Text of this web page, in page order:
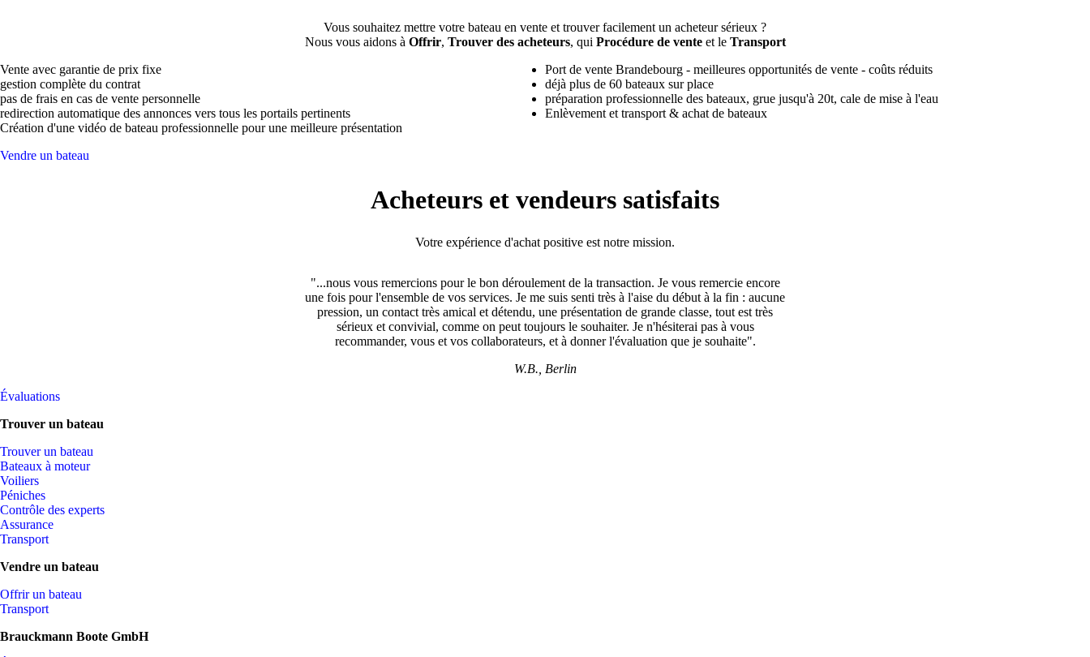
Vous souhaitez mettre votre bateau en vente et trouver facilement un acheteur sérieux ?
Nous vous aidons à Offrir, Trouver des acheteurs, qui Procédure de vente et leTransport
Vente avec garantie de prix fixe
gestion complète du contrat
pas de frais en cas de vente personnelle
redirection automatique des annonces vers tous les portails pertinents
Création d'une vidéo de bateau professionnelle pour une meilleure présentation
Port de vente Brandebourg - meilleures opportunités de vente - coûts réduits
déjà plus de 60 bateaux sur place
préparation professionnelle des bateaux, grue jusqu'à 20t, cale de mise à l'eau
Enlèvement et transport & achat de bateaux
Vendre un bateau
Acheteurs et vendeurs satisfaits
Votre expérience d'achat positive est notre mission.
"...nous vous remercions pour le bon déroulement de la transaction. Je vous remercie encore
une fois pour l'ensemble de vos services. Je me suis senti très à l'aise du début à la fin : aucune
pression, un contact très amical et détendu, une présentation de grande classe, tout est très
sérieux et convivial, comme on peut toujours le souhaiter. Je n'hésiterai pas à vous
recommander, vous et vos collaborateurs, et à donner l'évaluation que je souhaite".
W.B., Berlin
Évaluations
Trouver un bateau
Trouver un bateau
Bateaux à moteur
Voiliers
Péniches
Contrôle des experts
Assurance
Transport
Vendre un bateau
Offrir un bateau
Transport
Brauckmann Boote GmbH